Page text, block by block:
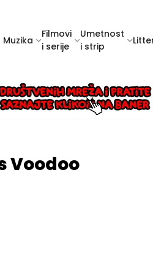
Muzika
Filmovi
i serije
Umetnost
i strip
Voodoo